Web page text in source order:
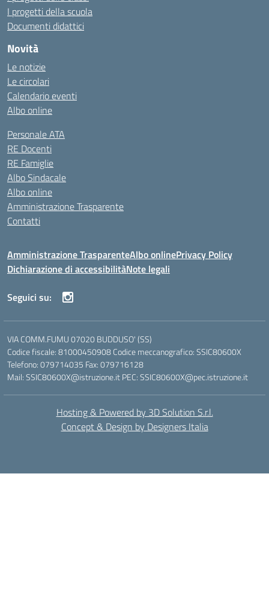
I progetti della scuola
Documenti didattici
Novità
Le notizie
Le circolari
Calendario eventi
Albo online
Personale ATA
RE Docenti
RE Famiglie
Albo Sindacale
Albo online
Amministrazione Trasparente
Contatti
Amministrazione TrasparenteAlbo onlinePrivacy Policy
Dichiarazione di accessibilitàNote legali
Seguici su:
VIA COMM.FUMU 07020 BUDDUSO' (SS)
Codice fiscale: 81000450908 Codice meccanografico: SSIC80600X
Telefono: 079714035 Fax: 079716128
Mail: SSIC80600X@istruzione.it PEC: SSIC80600X@pec.istruzione.it
Hosting & Powered by 3D Solution S.r.l.
Concept & Design by Designers Italia